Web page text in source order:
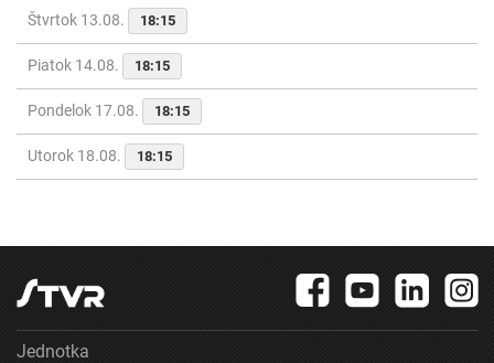
Štvrtok 13.08. 18:15
Piatok 14.08. 18:15
Pondelok 17.08. 18:15
Utorok 18.08. 18:15
Jednotka